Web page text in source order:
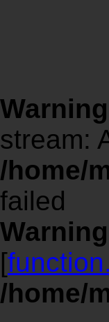
Warning
stream:
/home/
failed
Warning
[
/home/